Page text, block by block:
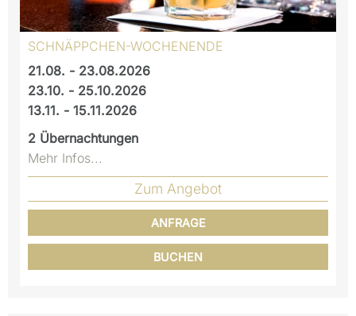
SCHNÄPPCHEN-WOCHENENDE
21.08. - 23.08.2026
23.10. - 25.10.2026
13.11. - 15.11.2026
2 Übernachtungen
Mehr Infos...
Zum Angebot
ANFRAGE
BUCHEN